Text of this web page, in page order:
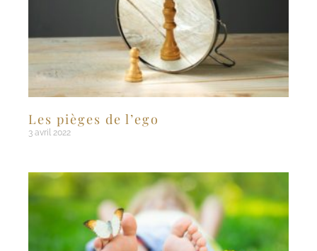
Les pièges de l’ego
3 avril 2022